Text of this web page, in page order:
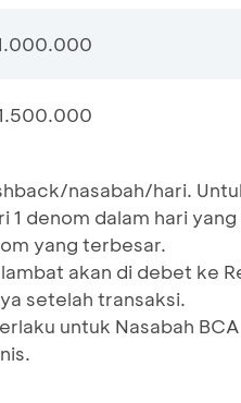
nasabah/hari.
1 denom dalam hari
yang terbesar.
akan di debet ke
setelah transaksi.
untuk Nasabah